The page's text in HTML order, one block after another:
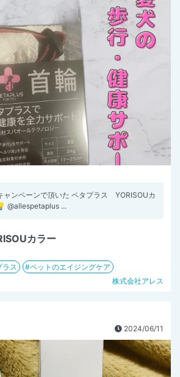
ャンペーンで頂いた ペタプラス YORISOUカ
@allespetaplus ...
カラー
ラス
ペットのエイジングケア
株式会社アレス
2024/06/11